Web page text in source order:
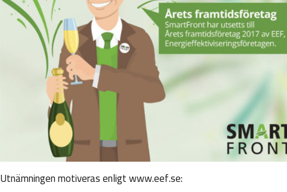
Utnämningen motiveras enligt www.eef.se: